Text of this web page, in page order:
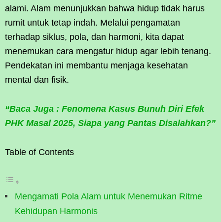
alami. Alam menunjukkan bahwa hidup tidak harus
rumit untuk tetap indah. Melalui pengamatan
terhadap siklus, pola, dan harmoni, kita dapat
menemukan cara mengatur hidup agar lebih tenang.
Pendekatan ini membantu menjaga kesehatan
mental dan fisik.
“Baca Juga : Fenomena Kasus Bunuh Diri Efek
PHK Masal 2025, Siapa yang Pantas Disalahkan?”
Table of Contents
Mengamati Pola Alam untuk Menemukan Ritme
Kehidupan Harmonis